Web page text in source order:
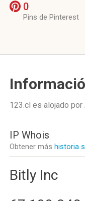
0
Pins de Pinterest
123.cl es alojado por
IP Whois
Obtener más historia
Bitly Inc